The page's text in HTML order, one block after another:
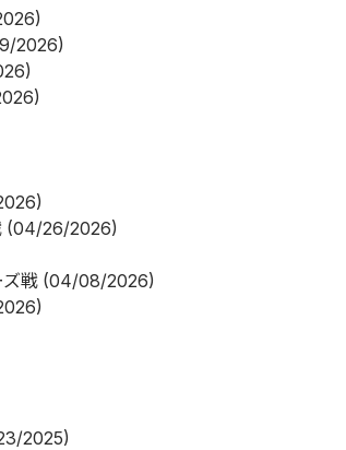
2026)
(04/26/2026)
戦 (04/08/2026)
2025)